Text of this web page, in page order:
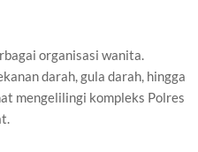
organisasi wanita.
darah, gula darah, hingga
mengelilingi kompleks Polres